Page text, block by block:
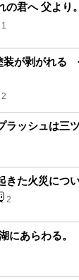
君へ 父より。
1
装が剥がれる
2
ラッシュは三
きた火災につ
2
にあらわる。